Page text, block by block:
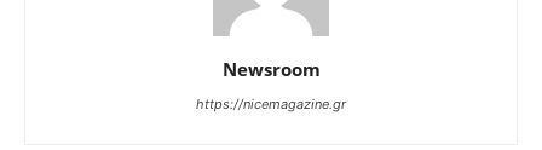
Newsroom
https://nicemagazine.gr